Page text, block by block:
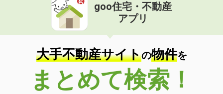
goo住宅・不動産
アプリ
大手不動産サイトの物件を
まとめて検索！